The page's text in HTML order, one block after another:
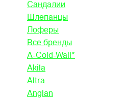
Сандалии
Шлепанцы
Лоферы
Все бренды
A-Cold-Wall*
Akila
Altra
Anglan